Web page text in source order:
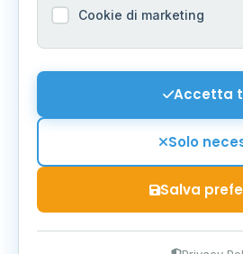
Cookie di marketing
Accetta
Solo
Salva